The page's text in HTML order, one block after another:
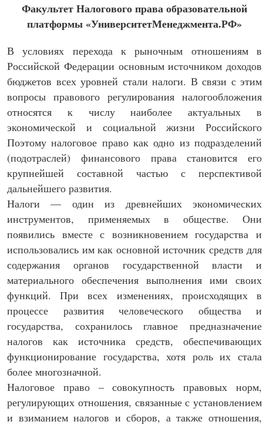
Факультет Налогового права образовательной
платформы «УниверситетМенеджмента.РФ»
В условиях перехода к рыночным отношениям в
Российской Федерации основным источником доходов
бюджетов всех уровней стали налоги. В связи с этим
вопросы правового регулирования налогообложения
относятся к числу наиболее актуальных в
экономической и социальной жизни Российского
Поэтому налоговое право как одно из подразделений
(подотраслей) финансового права становится его
крупнейшей составной частью с перспективой
дальнейшего развития.
Налоги — один из древнейших экономических
инструментов, применяемых в обществе. Они
появились вместе с возникновением государства и
использовались им как основной источник средств для
содержания органов государственной власти и
материального обеспечения выполнения ими своих
функций. При всех изменениях, происходящих в
процессе развития человеческого общества и
государства, сохранилось главное предназначение
налогов как источника средств, обеспечивающих
функционирование государства, хотя роль их стала
более многозначной.
Налоговое право – совокупность правовых норм,
регулирующих отношения, связанные с установлением
и взиманием налогов и сборов, а также отношения,